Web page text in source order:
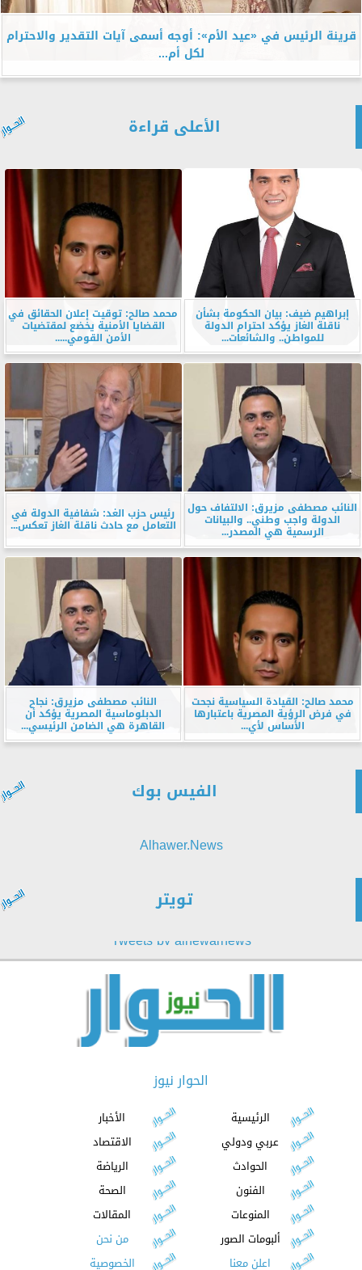
قرينة الرئيس في «عيد الأم»: أوجه أسمى آيات التقدير والاحترام
لكل أم...
الأعلى قراءة
إبراهيم ضيف: بيان الحكومة بشأن
ناقلة الغاز يؤكد احترام الدولة
للمواطن.. والشائعات...
محمد صالح: توقيت إعلان الحقائق في
القضايا الأمنية يخضع لمقتضيات
الأمن القومي.....
النائب مصطفى مزيرق: الالتفاف حول
الدولة واجب وطني.. والبيانات
الرسمية هي المصدر...
رئيس حزب الغد: شفافية الدولة في
التعامل مع حادث ناقلة الغاز تعكس...
محمد صالح: القيادة السياسية نجحت
في فرض الرؤية المصرية باعتبارها
الأساس لأي...
النائب مصطفى مزيرق: نجاح
الدبلوماسية المصرية يؤكد أن
القاهرة هي الضامن الرئيسي...
الفيس بوك
Alhawer.News
تويتر
Tweets by alhewarnews
الحوار نيوز
الرئيسية
الأخبار
عربي ودولي
الاقتصاد
الحوادث
الرياضة
الفنون
الصحة
المنوعات
المقالات
ألبومات الصور
من نحن
اعلن معنا
الخصوصية